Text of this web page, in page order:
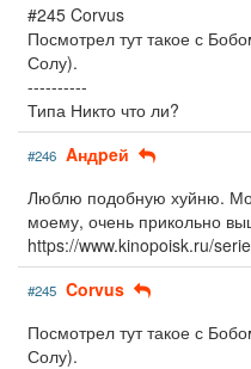
#245 Corvus
Посмотрел тут такое с
Солу).
----------
Типа Никто что ли?
#246 Aндpeй
Люблю подобную хуйню.
моему, очень прикольно
https://www.kinopoisk.ru/
#245 Corvus
Посмотрел тут такое с
Солу).